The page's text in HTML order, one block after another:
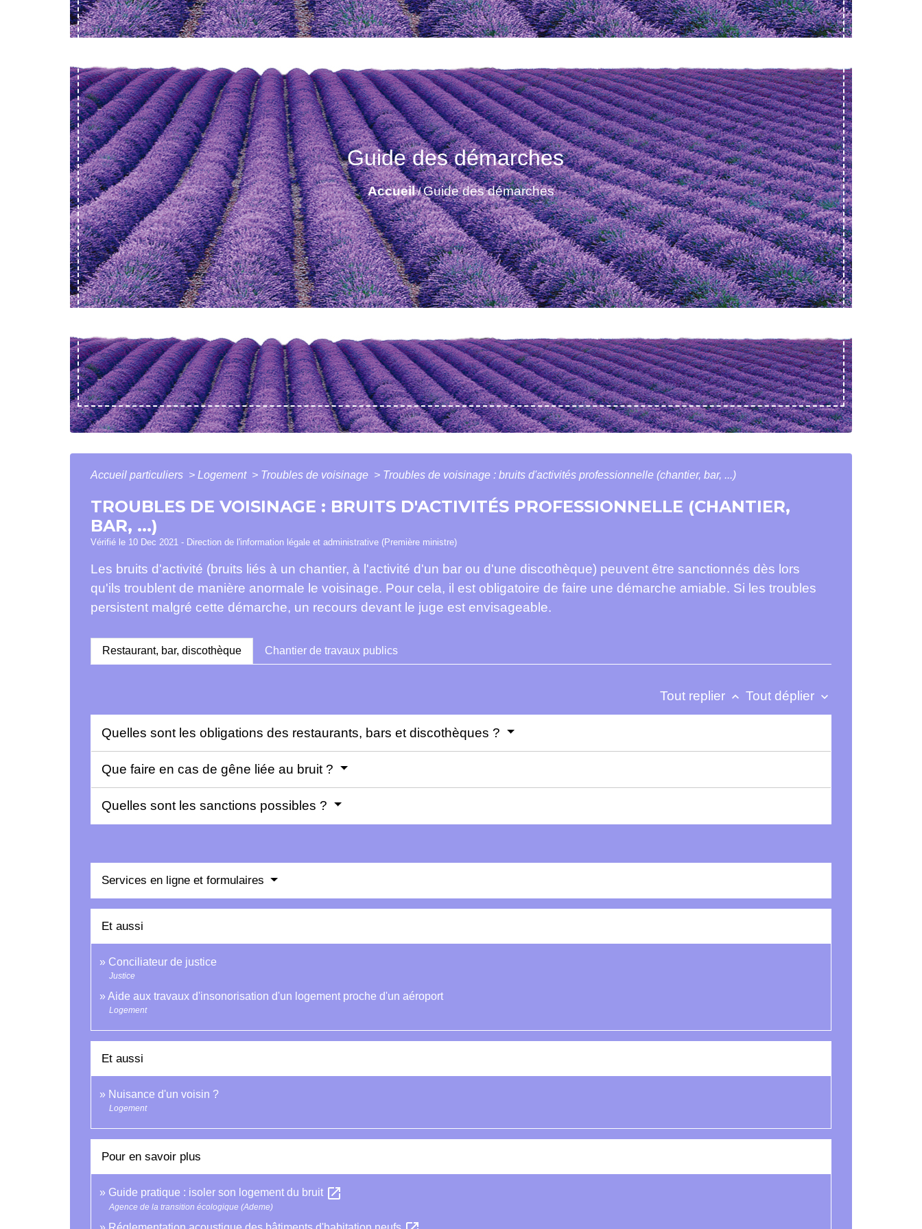
Guide des démarches
Accueil/Guide des démarches
Accueil particuliers > Logement > Troubles de voisinage > Troubles de voisinage : bruits d'activités professionnelle (chantier, bar, ...)
TROUBLES DE VOISINAGE : BRUITS D'ACTIVITÉS PROFESSIONNELLE (CHANTIER,
BAR, ...)
Vérifié le 10 Dec 2021 - Direction de l'information légale et administrative (Première ministre)
Les bruits d'activité (bruits liés à un chantier, à l'activité d'un bar ou d'une discothèque) peuvent être sanctionnés dès lors
qu'ils troublent de manière anormale le voisinage. Pour cela, il est obligatoire de faire une démarche amiable. Si les troubles
persistent malgré cette démarche, un recours devant le juge est envisageable.
Restaurant, bar, discothèque Chantier de travaux publics
Tout replier keyboard_arrow_up Tout déplier keyboard_arrow_down
Quelles sont les obligations des restaurants, bars et discothèques ?
Que faire en cas de gêne liée au bruit ?
Quelles sont les sanctions possibles ?
Services en ligne et formulaires
Et aussi
Conciliateur de justice
Justice
Aide aux travaux d'insonorisation d'un logement proche d'un aéroport
Logement
Et aussi
Nuisance d'un voisin ?
Logement
Pour en savoir plus
Guide pratique : isoler son logement du bruit open_in_new
Agence de la transition écologique (Ademe)